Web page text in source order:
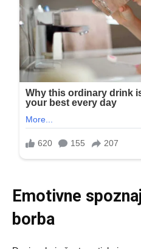
Emotivne
borba